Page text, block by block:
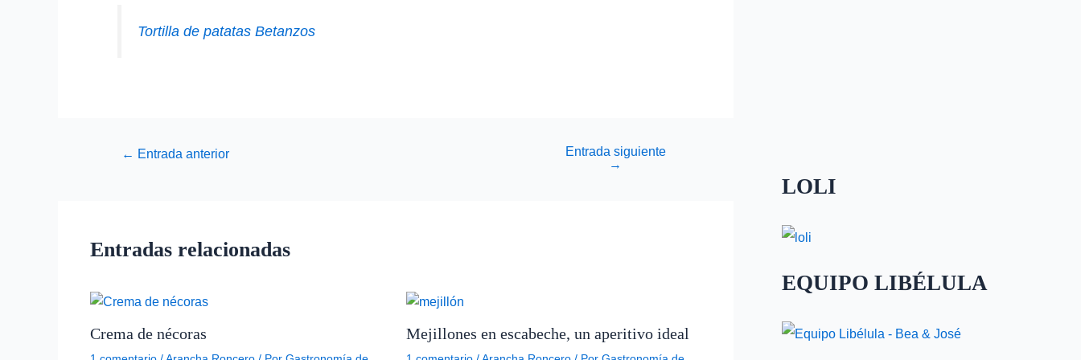
Tortilla de patatas Betanzos
← Entrada anterior
Entrada siguiente
→
Entradas relacionadas
Crema de nécoras Mejillones en escabeche, un aperitivo ideal
LOLI
EQUIPO LIBÉLULA